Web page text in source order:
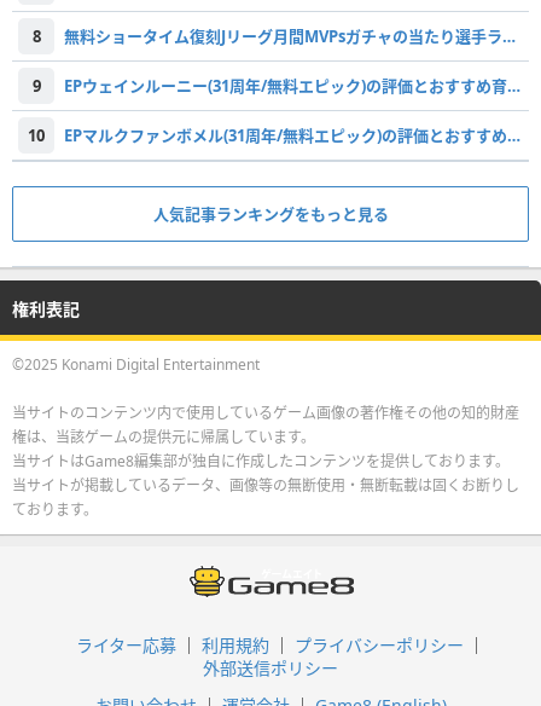
8 無料ショータイム復刻Jリーグ月間MVPsガチャの当たり選手ランキング
9 EPウェインルーニー(31周年/無料エピック)の評価とおすすめ育成・スキル追加
10 EPマルクファンボメル(31周年/無料エピック)の評価とおすすめ育成・スキル追加
人気記事ランキングをもっと見る
権利表記
©2025 Konami Digital Entertainment
当サイトのコンテンツ内で使用しているゲーム画像の著作権その他の知的財産
権は、当該ゲームの提供元に帰属しています。
当サイトはGame8編集部が独自に作成したコンテンツを提供しております。
当サイトが掲載しているデータ、画像等の無断使用・無断転載は固くお断りし
ております。
ライター応募 利用規約
プライバシーポリシー
外部送信ポリシー